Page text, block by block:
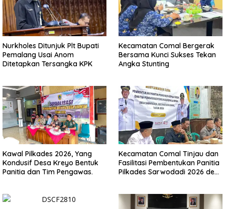
Nurkholes Ditunjuk Plt Bupati
Pemalang Usai Anom
Ditetapkan Tersangka KPK
Kecamatan Comal Bergerak
Bersama Kunci Sukses Tekan
Angka Stunting
Kawal Pilkades 2026, Yang
Kondusif Desa Kreyo Bentuk
Panitia dan Tim Pengawas.
Kecamatan Comal Tinjau dan
Fasilitasi Pembentukan Panitia
Pilkades Sarwodadi 2026 demi